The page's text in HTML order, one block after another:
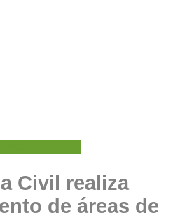
Civil realiza
de áreas de